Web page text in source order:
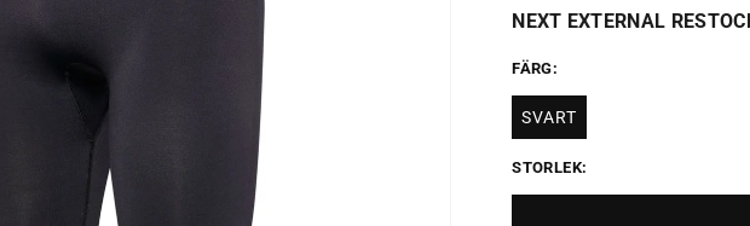
NEXT EXTERNAL
FÄRG:
SVART
slutsåld
inte
STORLEK: